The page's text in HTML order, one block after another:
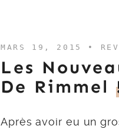
MARS 19, 2015 •
Les
De Rimmel
Après avoir eu un